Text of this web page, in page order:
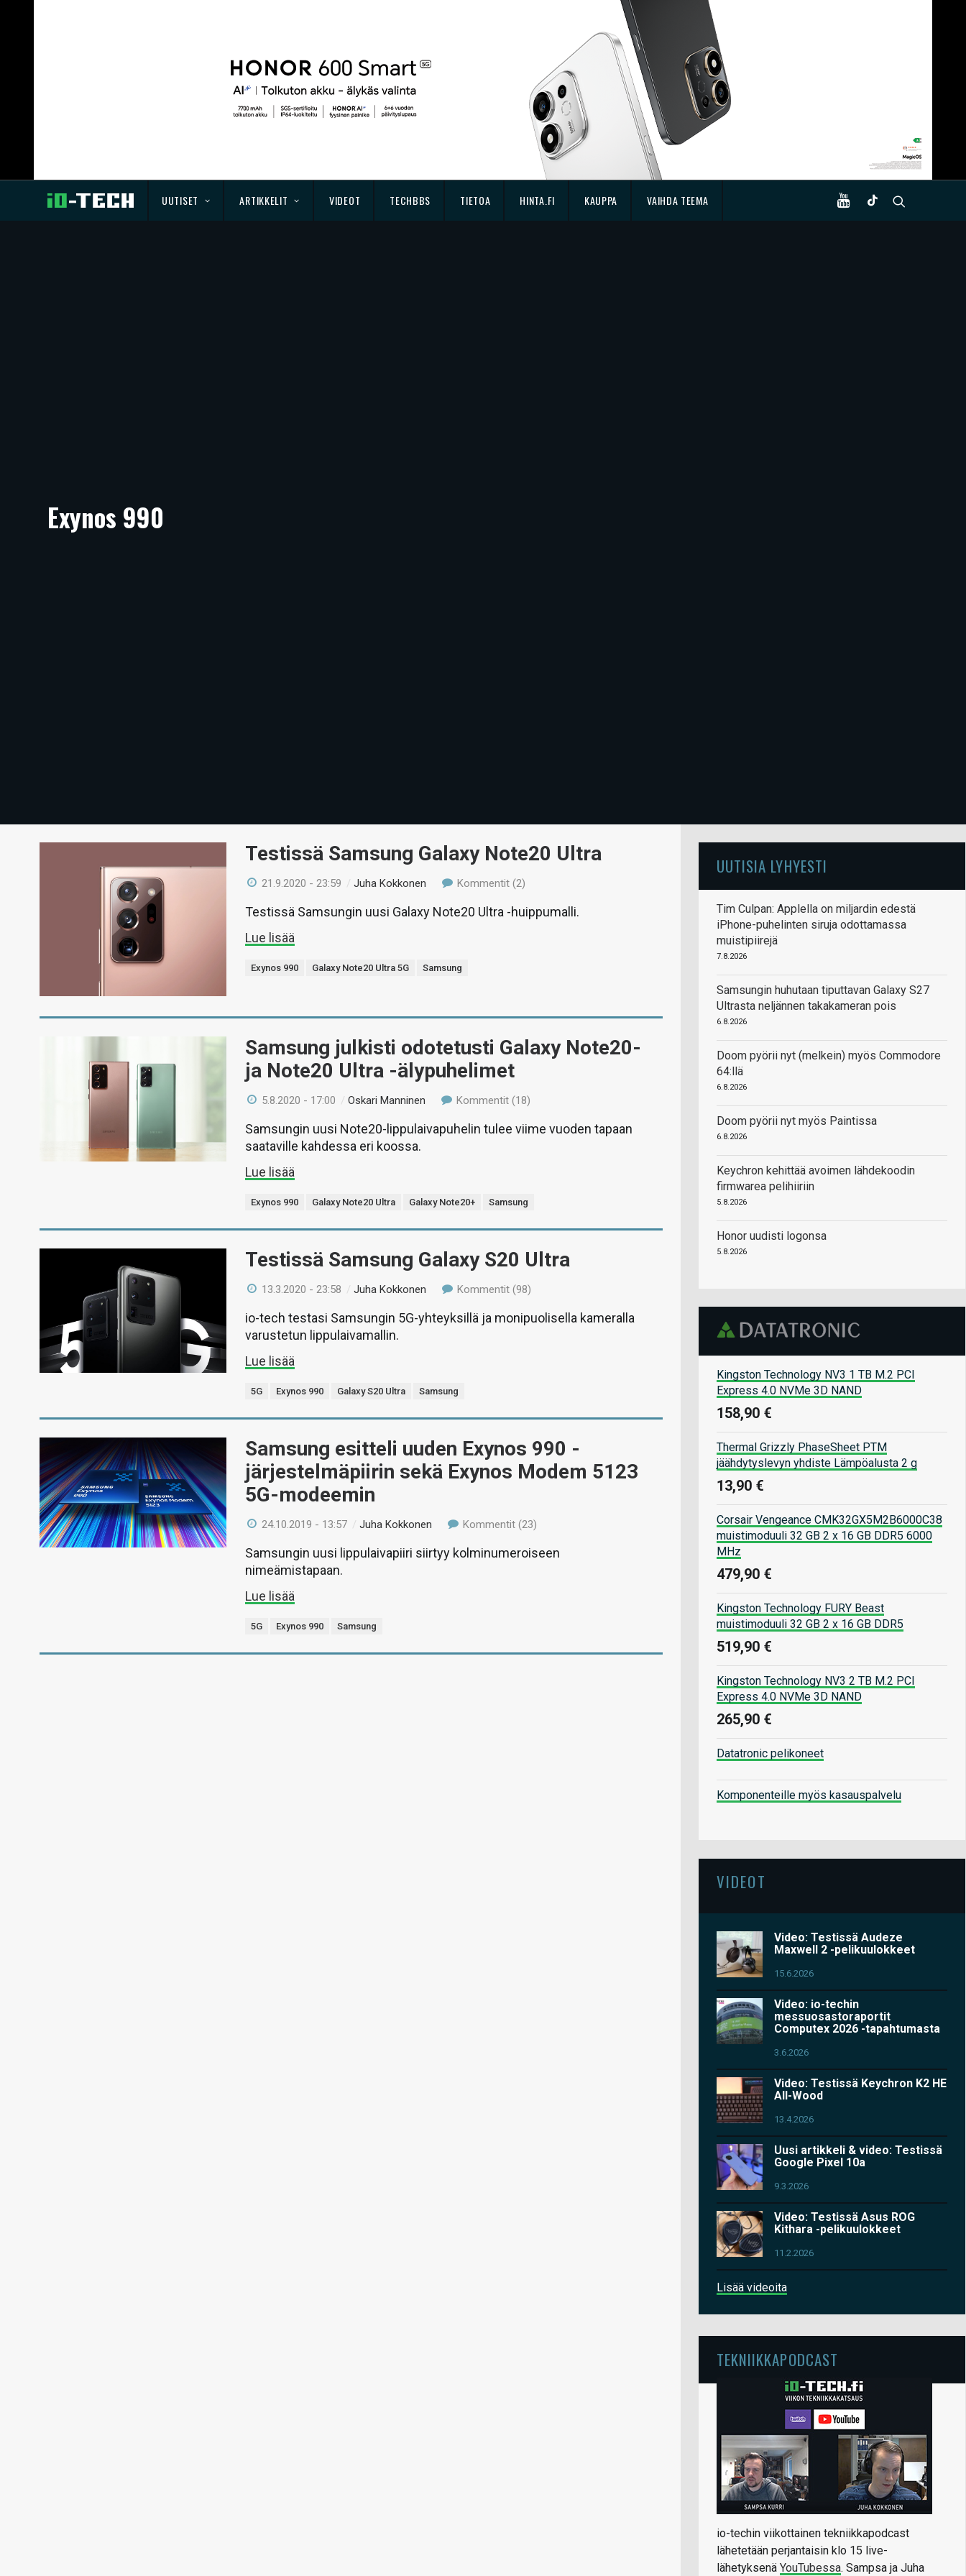
UUTISET ARTIKKELIT VIDEOT TECHBBS TIETOA HINTA.FI KAUPPA VAIHDA TEEMA
Exynos 990
Testissä Samsung Galaxy Note20 Ultra
21.9.2020 - 23:59 /Juha Kokkonen Kommentit (2)
Testissä Samsungin uusi Galaxy Note20 Ultra -huippumalli.
Lue lisää
Exynos 990 Galaxy Note20 Ultra 5G Samsung
Samsung julkisti odotetusti Galaxy Note20-
ja Note20 Ultra -älypuhelimet
5.8.2020 - 17:00 /Oskari Manninen Kommentit (18)
Samsungin uusi Note20-lippulaivapuhelin tulee viime vuoden tapaan
saataville kahdessa eri koossa.
Lue lisää
Exynos 990 Galaxy Note20 Ultra Galaxy Note20+ Samsung
Testissä Samsung Galaxy S20 Ultra
13.3.2020 - 23:58 /Juha Kokkonen Kommentit (98)
io-tech testasi Samsungin 5G-yhteyksillä ja monipuolisella kameralla
varustetun lippulaivamallin.
Lue lisää
5G Exynos 990 Galaxy S20 Ultra Samsung
Samsung esitteli uuden Exynos 990 -
järjestelmäpiirin sekä Exynos Modem 5123
5G-modeemin
24.10.2019 - 13:57 /Juha Kokkonen Kommentit (23)
Samsungin uusi lippulaivapiiri siirtyy kolminumeroiseen
nimeämistapaan.
Lue lisää
5G Exynos 990 Samsung
UUTISIA LYHYESTI
Tim Culpan: Applella on miljardin edestä
iPhone-puhelinten siruja odottamassa
muistipiirejä
7.8.2026
Samsungin huhutaan tiputtavan Galaxy S27
Ultrasta neljännen takakameran pois
6.8.2026
Doom pyörii nyt (melkein) myös Commodore
64:llä
6.8.2026
Doom pyörii nyt myös Paintissa
6.8.2026
Keychron kehittää avoimen lähdekoodin
firmwarea pelihiiriin
5.8.2026
Honor uudisti logonsa
5.8.2026
Kingston Technology NV3 1 TB M.2 PCI
Express 4.0 NVMe 3D NAND
158,90 €
Thermal Grizzly PhaseSheet PTM
jäähdytyslevyn yhdiste Lämpöalusta 2 g
13,90 €
Corsair Vengeance CMK32GX5M2B6000C38
muistimoduuli 32 GB 2 x 16 GB DDR5 6000
MHz
479,90 €
Kingston Technology FURY Beast
muistimoduuli 32 GB 2 x 16 GB DDR5
519,90 €
Kingston Technology NV3 2 TB M.2 PCI
Express 4.0 NVMe 3D NAND
265,90 €
Datatronic pelikoneet
Komponenteille myös kasauspalvelu
VIDEOT
Video: Testissä Audeze
Maxwell 2 -pelikuulokkeet
15.6.2026
Video: io-techin
messuosastoraportit
Computex 2026 -tapahtumasta
3.6.2026
Video: Testissä Keychron K2 HE
All-Wood
13.4.2026
Uusi artikkeli & video: Testissä
Google Pixel 10a
9.3.2026
Video: Testissä Asus ROG
Kithara -pelikuulokkeet
11.2.2026
Lisää videoita
TEKNIIKKAPODCAST
io-techin viikottainen tekniikkapodcast
lähetetään perjantaisin klo 15 live-
lähetyksenä YouTubessa. Sampsa ja Juha